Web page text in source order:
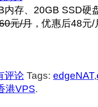
存、20GB SSD硬
元/月 ，优惠后48元
评论 Tags: edgeNAT,
港VPS.